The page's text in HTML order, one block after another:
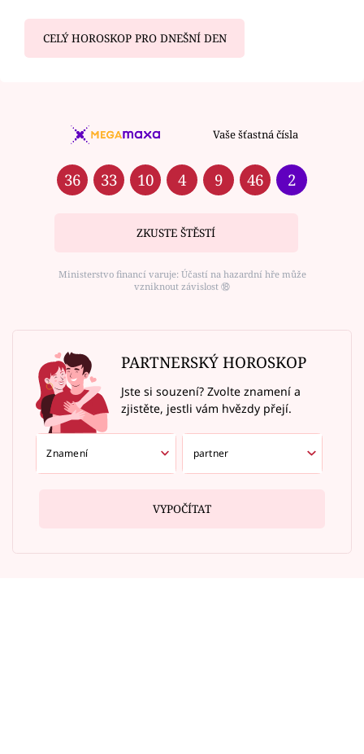
CELÝ HOROSKOP PRO DNEŠNÍ DEN
Vaše šťastná čísla
36 33 10 4 9 46 2
ZKUSTE ŠTĚSTÍ
Ministerstvo financí varuje: Účastí na hazardní hře může
vzniknout závislost ⑱
PARTNERSKÝ HOROSKOP
Jste si souzení? Zvolte znamení a
zjistěte, jestli vám hvězdy přejí.
VYPOČÍTAT